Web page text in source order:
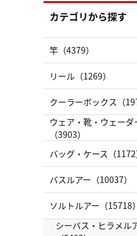
カテゴリから探す
竿（4379）
リール（1269）
クーラーボックス（
ウェア・靴・ウェーダ
（3903）
バッグ・ケース（1172
バスルアー（10037）
ソルトルアー（15718）
シーバス・ヒラメル